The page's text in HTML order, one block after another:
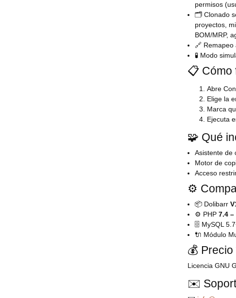
permisos
🗂️ Clonado
proyectos,
BOM/MRP,
🔗 Remapeo
🧪 Modo
📋 Cómo
Abre
Elige la
Marca
Ejecuta
🧩 Qué
Asistente de
Motor de
Acceso
⚙️
📦 Dolibarr
⚙️ PHP 7.4 –
🗄️ MySQL
🔌 Módulo
💰
Licencia GNU
✉️